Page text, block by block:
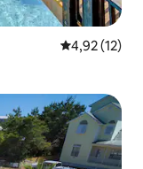
4,92 ud af 5
4,92 (12)